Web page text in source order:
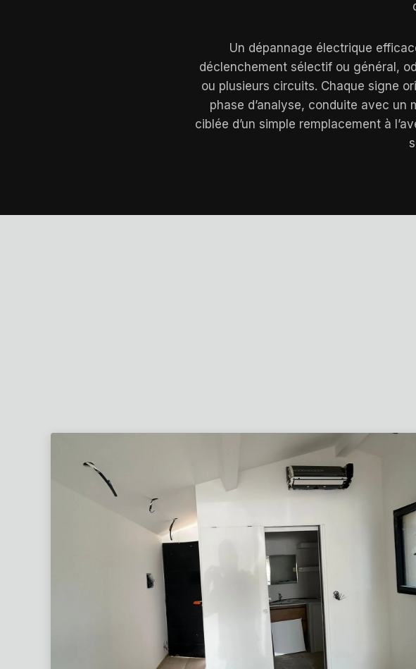
Un dépannage électrique
déclenchement sélectif ou général,
ou plusieurs circuits. Chaque signe
phase d’analyse, conduite avec
ciblée d’un simple remplacement à